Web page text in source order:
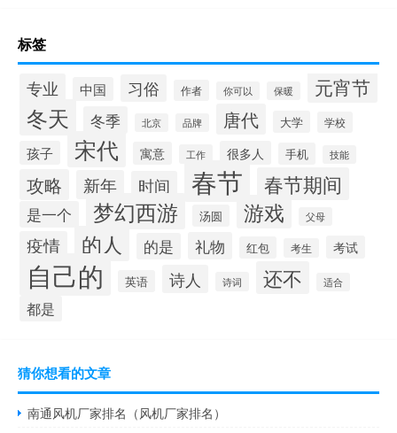
标签
专业 中国 习俗 作者 你可以 保暖 元宵节
冬天 冬季 北京 品牌 唐代 大学 学校
孩子 宋代 寓意 工作 很多人 手机 技能
攻略 新年 时间 春节 春节期间
是一个 梦幻西游 汤圆 游戏 父母
疫情 的人 的是 礼物 红包 考生 考试
自己的 英语 诗人 诗词 还不 适合
都是
猜你想看的文章
南通风机厂家排名（风机厂家排名）